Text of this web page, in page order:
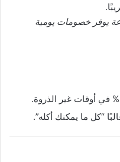
يوفر خصومات يومية
“كل ما يمكنك أكله”.